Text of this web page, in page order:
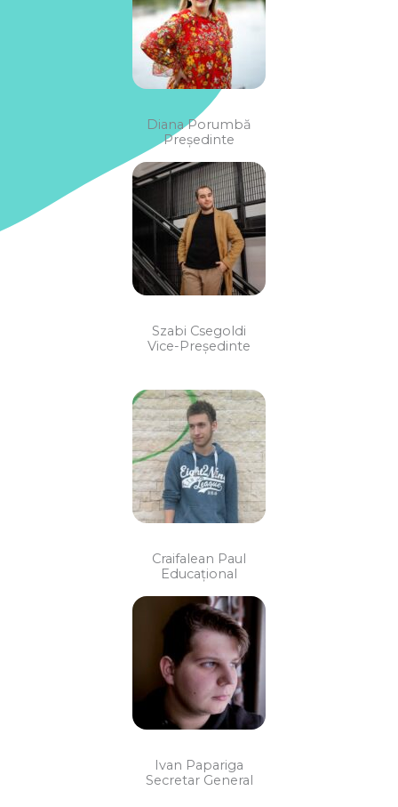
Diana Porumbă
Președinte
Szabi Csegoldi
Vice-Președinte
Craifalean Paul
Educațional
Ivan Papariga
Secretar General